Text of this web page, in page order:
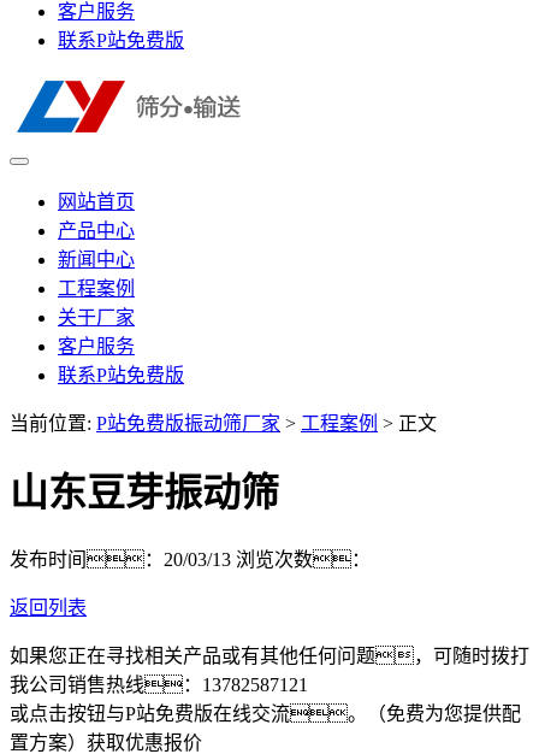
客户服务
联系P站免费版
网站首页
产品中心
新闻中心
工程案例
关于厂家
客户服务
联系P站免费版
当前位置: P站免费版振动筛厂家 > 工程案例 > 正文
山东豆芽振动筛
发布时间：20/03/13 浏览次数：
返回列表
如果您正在寻找相关产品或有其他任何问题，可随时拨打
我公司销售热线： 13782587121
或点击按钮与P站免费版在线交流。（免费为您提供配
置方案） 获取优惠报价